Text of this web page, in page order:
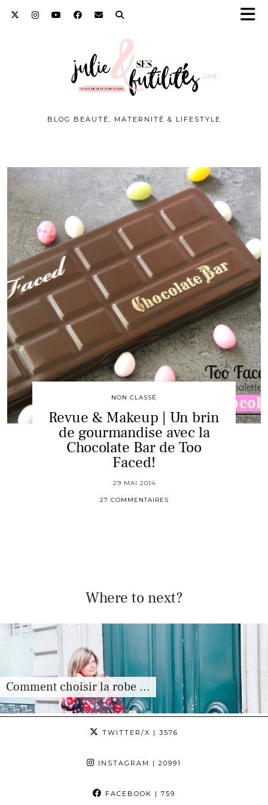
BLOG BEAUTÉ, MATERNITÉ & LIFESTYLE
NON CLASSÉ
Revue & Makeup | Un brin
de gourmandise avec la
Chocolate Bar de Too
Faced!
29 MAI 2014
27 COMMENTAIRES
Where to next?
Comment choisir la robe …
TWITTER/X | 3576
INSTAGRAM | 20991
FACEBOOK | 759